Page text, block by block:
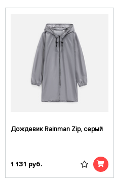
Дождевик Rainman Zip, серый
1 131 руб.